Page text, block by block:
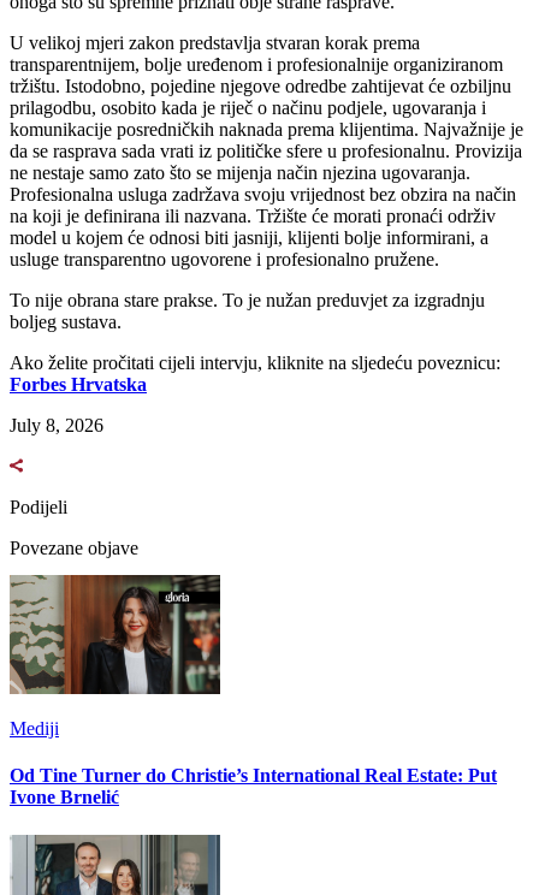
U velikoj mjeri zakon predstavlja stvaran korak prema
transparentnijem, bolje uređenom i profesionalnije organiziranom
tržištu. Istodobno, pojedine njegove odredbe zahtijevat će ozbiljnu
prilagodbu, osobito kada je riječ o načinu podjele, ugovaranja i
komunikacije posredničkih naknada prema klijentima. Najvažnije je
da se rasprava sada vrati iz političke sfere u profesionalnu. Provizija
ne nestaje samo zato što se mijenja način njezina ugovaranja.
Profesionalna usluga zadržava svoju vrijednost bez obzira na način
na koji je definirana ili nazvana. Tržište će morati pronaći održiv
model u kojem će odnosi biti jasniji, klijenti bolje informirani, a
usluge transparentno ugovorene i profesionalno pružene.
To nije obrana stare prakse. To je nužan preduvjet za izgradnju
boljeg sustava.
Ako želite pročitati cijeli intervju, kliknite na sljedeću poveznicu:
Forbes Hrvatska
July 8, 2026
Podijeli
Povezane objave
Mediji
Od Tine Turner do Christie’s International Real Estate: Put
Ivone Brnelić